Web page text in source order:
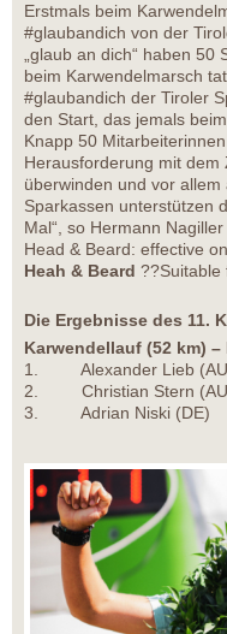
Erstmals beim
#glaubandich von der
„glaub an dich“ haben 50
beim Karwendelmarsch
#glaubandich der Tiroler
den Start, das jemals
Knapp 50
Herausforderung mit dem
überwinden und vor
Sparkassen unterstützen
Mal“, so Hermann
Head & Beard: effective
Heah & Beard ??Suitable
Die Ergebnisse des 11.
Karwendellauf (52 km) –
1. Alexander Lieb
2. Christian Stern
3. Adrian Niski